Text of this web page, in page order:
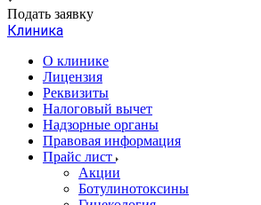
Подать заявку
Клиника
О клинике
Лицензия
Реквизиты
Налоговый вычет
Надзорные органы
Правовая информация
Прайс лист
Акции
Ботулинотоксины